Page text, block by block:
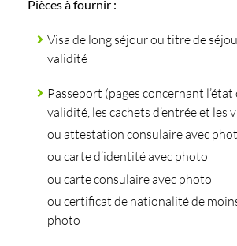
Pièces à fournir :
Visa de long séjour ou titre de
validité
Passeport (pages concernant
validité, les cachets d’entrée et les
ou attestation consulaire avec
ou carte d’identité avec photo
ou carte consulaire avec photo
ou certificat de nationalité de
photo